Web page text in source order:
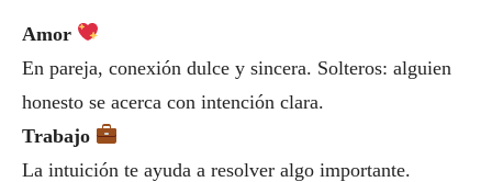
Amor
En pareja, conexión dulce y sincera. Solteros: alguien
honesto se acerca con intención clara.
Trabajo
La intuición te ayuda a resolver algo importante.